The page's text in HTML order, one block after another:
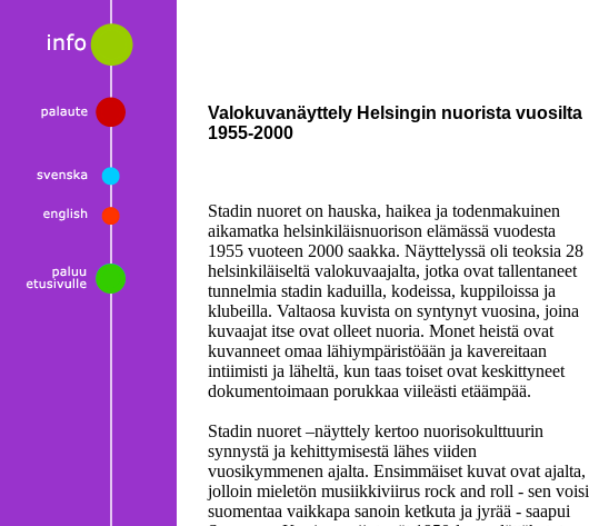
Valokuvanäyttely Helsingin nuorista vuosilta
1955-2000
Stadin nuoret on hauska, haikea ja todenmakuinen
aikamatka helsinkiläisnuorison elämässä vuodesta
1955 vuoteen 2000 saakka. Näyttelyssä oli teoksia 28
helsinkiläiseltä valokuvaajalta, jotka ovat tallentaneet
tunnelmia stadin kaduilla, kodeissa, kuppiloissa ja
klubeilla. Valtaosa kuvista on syntynyt vuosina, joina
kuvaajat itse ovat olleet nuoria. Monet heistä ovat
kuvanneet omaa lähiympäristöään ja kavereitaan
intiimisti ja läheltä, kun taas toiset ovat keskittyneet
dokumentoimaan porukkaa viileästi etäämpää.
Stadin nuoret –näyttely kertoo nuorisokulttuurin
synnystä ja kehittymisestä lähes viiden
vuosikymmenen ajalta. Ensimmäiset kuvat ovat ajalta,
jolloin mieletön musiikkiviirus rock and roll - sen voisi
suomentaa vaikkapa sanoin ketkuta ja jyrää - saapui